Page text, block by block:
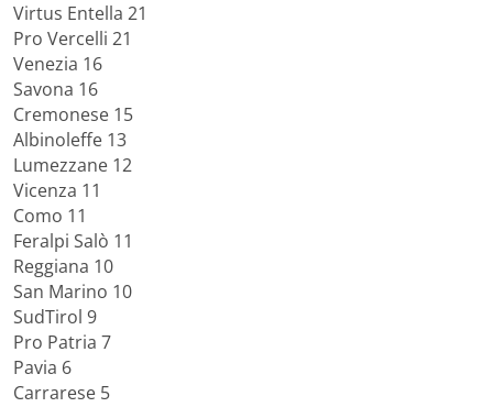
Virtus Entella 21
Pro Vercelli 21
Venezia 16
Savona 16
Cremonese 15
Albinoleffe 13
Lumezzane 12
Vicenza 11
Como 11
Feralpi Salò 11
Reggiana 10
San Marino 10
SudTirol 9
Pro Patria 7
Pavia 6
Carrarese 5